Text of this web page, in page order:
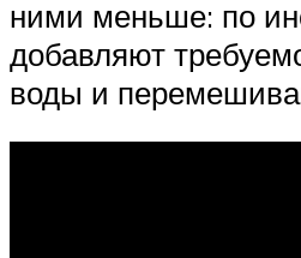
ними меньше: по
добавляют
воды и